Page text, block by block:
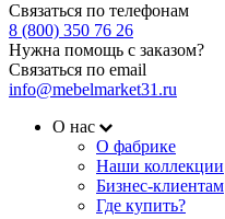
Связаться по телефонам
8 (800) 350 76 26
Нужна помощь с заказом?
Связаться по email
info@mebelmarket31.ru
О нас
О фабрике
Наши коллекции
Бизнес-клиентам
Где купить?